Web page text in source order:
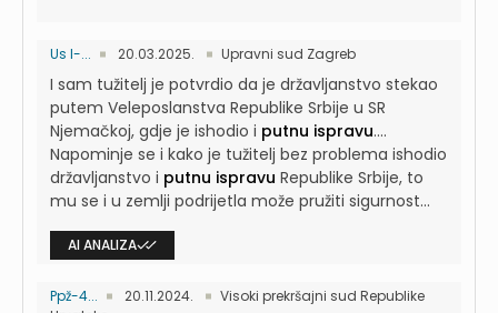
Us I-... 20.03.2025. Upravni sud Zagreb
I sam tužitelj je potvrdio da je državljanstvo stekao
putem Veleposlanstva Republike Srbije u SR
Njemačkoj, gdje je ishodio i putnu ispravu....
Napominje se i kako je tužitelj bez problema ishodio
državljanstvo i putnu ispravu Republike Srbije, to
mu se i u zemlji podrijetla može pružiti sigurnost...
AI ANALIZA
Ppž-4... 20.11.2024.
Visoki prekršajni sud Republike